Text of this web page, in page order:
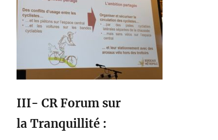
III- CR Forum sur
laTranquillité :